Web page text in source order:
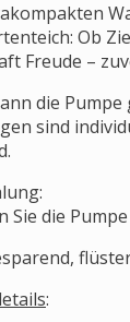
Ob
Freude –
die
sind
Sie die
: